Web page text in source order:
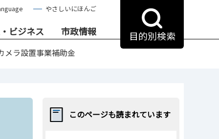
やさしいにほんご
ビジネス 市政情報 目的別検索
メラ設置事業補助金
このページも読まれています